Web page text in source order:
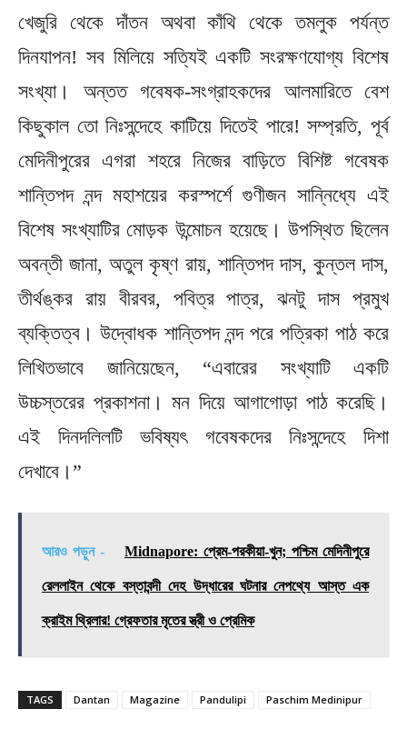
খেজুরি থেকে দাঁতন অথবা কাঁথি থেকে তমলুক পর্যন্ত
দিনযাপন! সব মিলিয়ে সত্যিই একটি সংরক্ষণযোগ্য বিশেষ
সংখ্যা। অন্তত গবেষক-সংগ্রাহকদের আলমারিতে বেশ
কিছুকাল তো নিঃসন্দেহে কাটিয়ে দিতেই পারে! সম্প্রতি, পূর্ব
মেদিনীপুরের এগরা শহরে নিজের বাড়িতে বিশিষ্ট গবেষক
শান্তিপদ নন্দ মহাশয়ের করস্পর্শে গুণীজন সান্নিধ্যে এই
বিশেষ সংখ্যাটির মোড়ক উন্মোচন হয়েছে। উপস্থিত ছিলেন
অবন্তী জানা, অতুল কৃষ্ণ রায়, শান্তিপদ দাস, কুন্তল দাস,
তীর্থঙ্কর রায় বীরবর, পবিত্র পাত্র, ঝনটু দাস প্রমুখ
ব্যক্তিত্ব। উদ্বোধক শান্তিপদ নন্দ পরে পত্রিকা পাঠ করে
লিখিতভাবে জানিয়েছেন, “এবারের সংখ্যাটি একটি
উচ্চস্তরের প্রকাশনা। মন দিয়ে আগাগোড়া পাঠ করেছি।
এই দিনদলিলটি ভবিষ্যৎ গবেষকদের নিঃসন্দেহে দিশা
দেখাবে।”
আরও পড়ুন - Midnapore: প্রেম-পরকীয়া-খুন; পশ্চিম মেদিনীপুরে
রেললাইন থেকে বস্তাবন্দী দেহ উদ্ধারের ঘটনার নেপথ্যে আস্ত এক
ক্রাইম থ্রিলার! গ্রেফতার মৃতের স্ত্রী ও প্রেমিক
TAGS Dantan Magazine Pandulipi Paschim Medinipur